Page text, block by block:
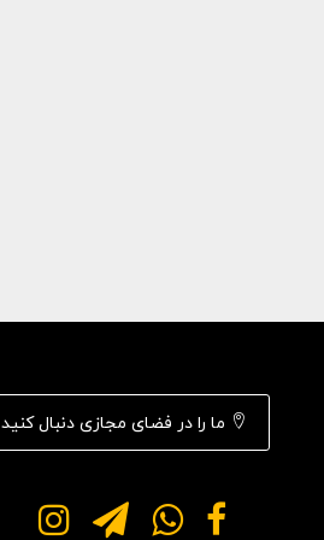
ما را در فضای مجازی دنبال کنید